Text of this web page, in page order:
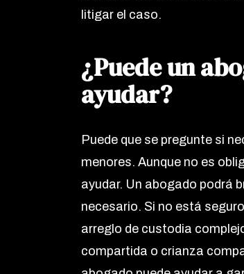
litigar el caso.
¿Puede un
ayudar?
Puede que se pregunte si
menores. Aunque no es
ayudar. Un abogado podrá
necesario. Si no está
arreglo de custodia
compartida o crianza